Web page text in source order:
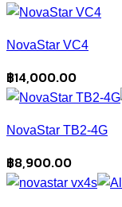
NovaStar VC4
฿14,000.00
NovaStar TB2-4G
฿8,900.00